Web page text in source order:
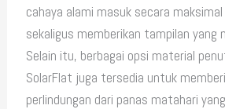
cahaya alami masuk secara
sekaligus memberikan tampilan yang
Selain itu, berbagai opsi material
SolarFlat juga tersedia untuk
perlindungan dari panas matahari